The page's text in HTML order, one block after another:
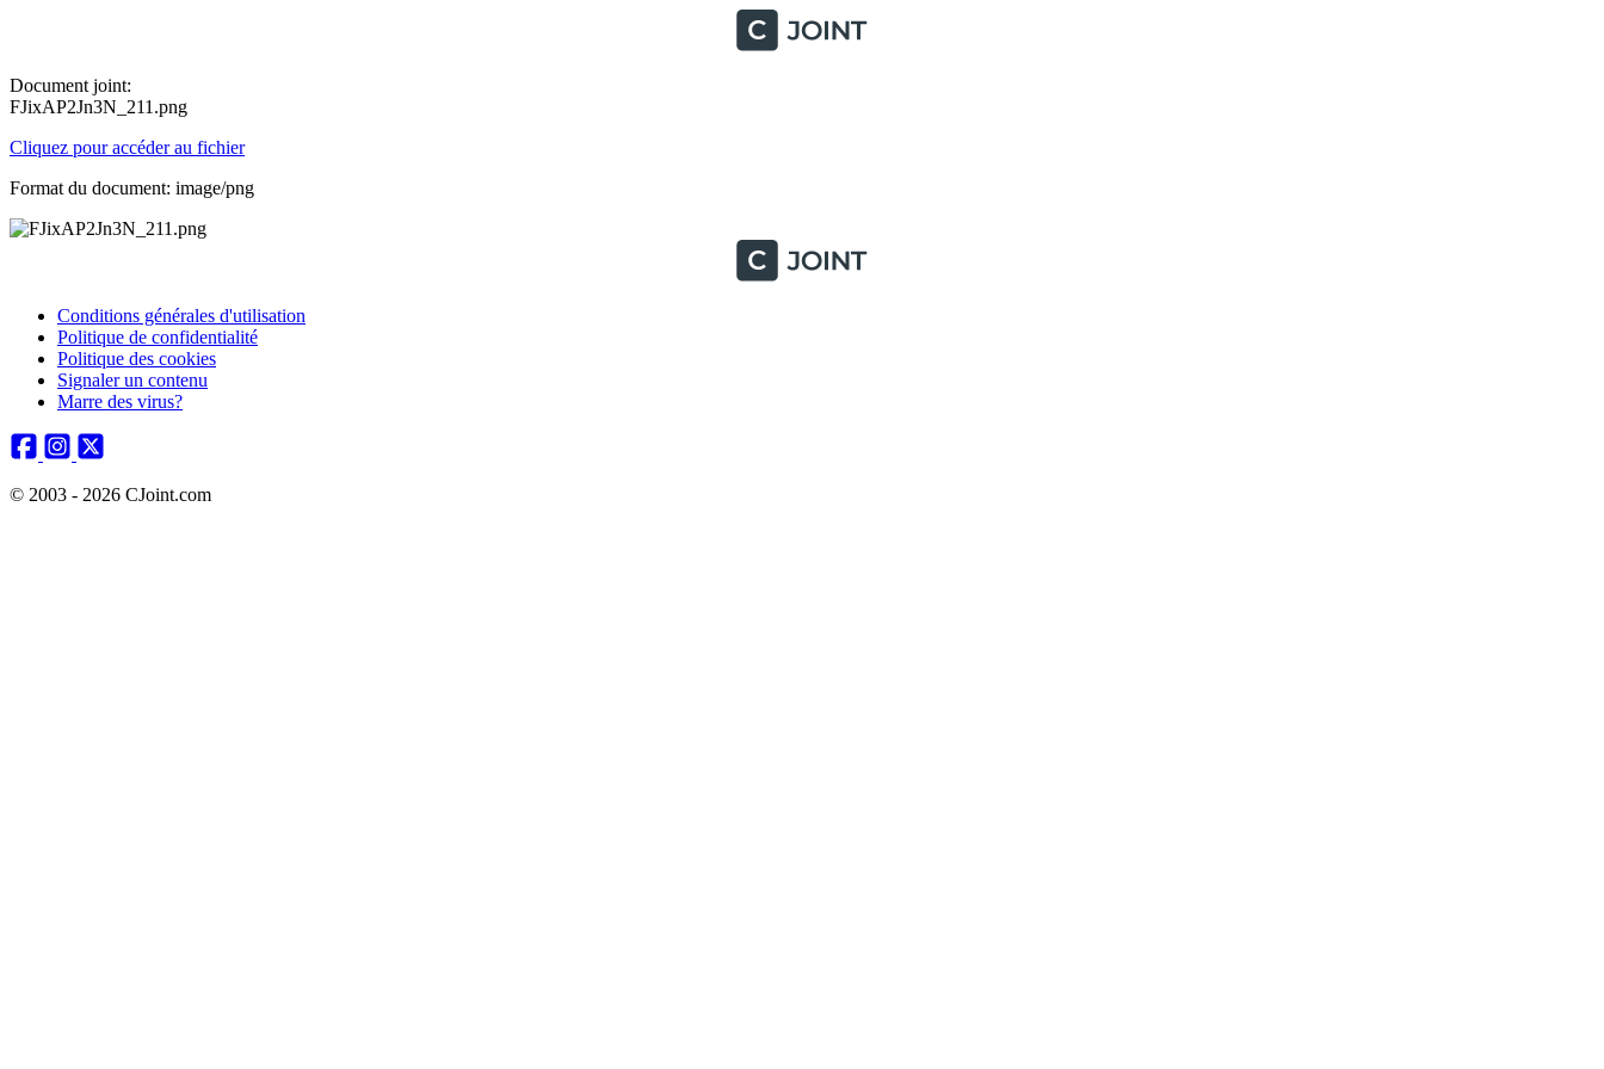
Document joint:
FJixAP2Jn3N_211.png
Cliquez pour accéder au fichier
Format du document: image/png
Conditions générales d'utilisation
Politique de confidentialité
Politique des cookies
Signaler un contenu
Marre des virus?
© 2003 - 2026 CJoint.com